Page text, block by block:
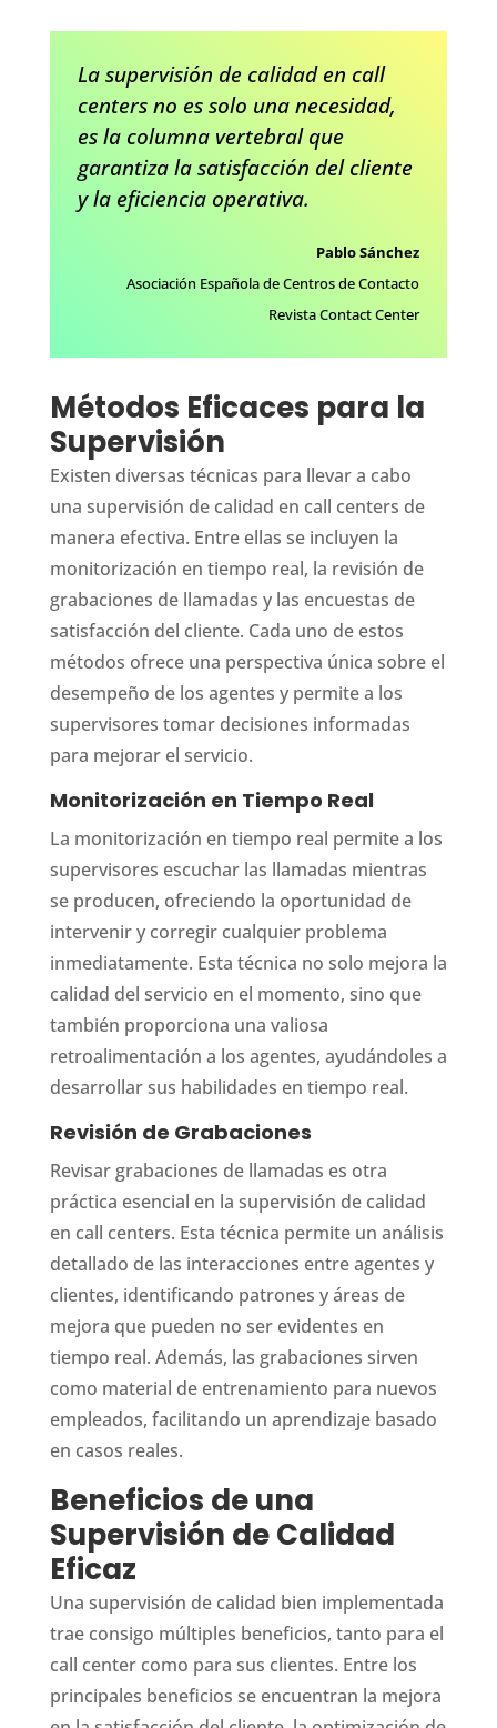
La supervisión de calidad en call
centers no es solo una necesidad,
es la columna vertebral que
garantiza la satisfacción del cliente
y la eficiencia operativa.
Pablo Sánchez
Asociación Española de Centros de Contacto
Revista Contact Center
Métodos Eficaces para la
Supervisión
Existen diversas técnicas para llevar a cabo
una supervisión de calidad en call centers de
manera efectiva. Entre ellas se incluyen la
monitorización en tiempo real, la revisión de
grabaciones de llamadas y las encuestas de
satisfacción del cliente. Cada uno de estos
métodos ofrece una perspectiva única sobre el
desempeño de los agentes y permite a los
supervisores tomar decisiones informadas
para mejorar el servicio.
Monitorización en Tiempo Real
La monitorización en tiempo real permite a los
supervisores escuchar las llamadas mientras
se producen, ofreciendo la oportunidad de
intervenir y corregir cualquier problema
inmediatamente. Esta técnica no solo mejora la
calidad del servicio en el momento, sino que
también proporciona una valiosa
retroalimentación a los agentes, ayudándoles a
desarrollar sus habilidades en tiempo real.
Revisión de Grabaciones
Revisar grabaciones de llamadas es otra
práctica esencial en la supervisión de calidad
en call centers. Esta técnica permite un análisis
detallado de las interacciones entre agentes y
clientes, identificando patrones y áreas de
mejora que pueden no ser evidentes en
tiempo real. Además, las grabaciones sirven
como material de entrenamiento para nuevos
empleados, facilitando un aprendizaje basado
en casos reales.
Beneficios de una
Supervisión de Calidad
Eficaz
Una supervisión de calidad bien implementada
trae consigo múltiples beneficios, tanto para el
call center como para sus clientes. Entre los
principales beneficios se encuentran la mejora